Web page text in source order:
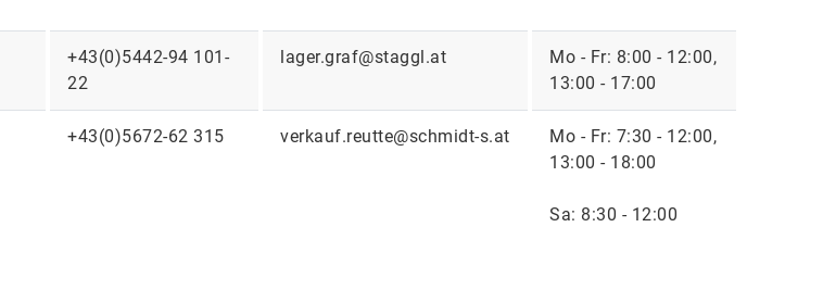
+43(0)5442-94 101-
22
lager.graf@staggl.at
Mo - Fr: 8:00 - 12:00,
13:00 - 17:00
+43(0)5672-62 315 verkauf.reutte@schmidt-s.at
Mo - Fr: 7:30 - 12:00,
13:00 - 18:00
Sa: 8:30 - 12:00